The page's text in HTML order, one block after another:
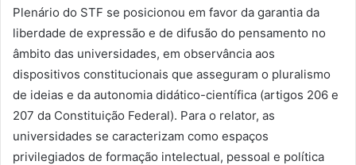
Plenário do STF se posicionou em favor da garantia da
liberdade de expressão e de difusão do pensamento no
âmbito das universidades, em observância aos
dispositivos constitucionais que asseguram o pluralismo
de ideias e da autonomia didático-científica (artigos 206 e
207 da Constituição Federal). Para o relator, as
universidades se caracterizam como espaços
privilegiados de formação intelectual, pessoal e política